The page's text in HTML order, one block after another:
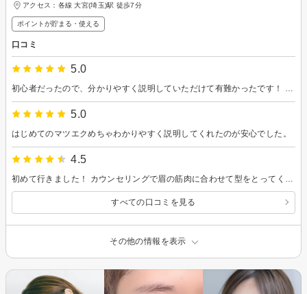
アクセス：各線 大宮(埼玉)駅 徒歩7分
ポイントが貯まる・使える
口コミ
5.0
5.0
はじめてのマツエクめちゃわかりやすく説明してくれたのが安心でした。
4.5
すべての口コミを見る
その他の情報を表示